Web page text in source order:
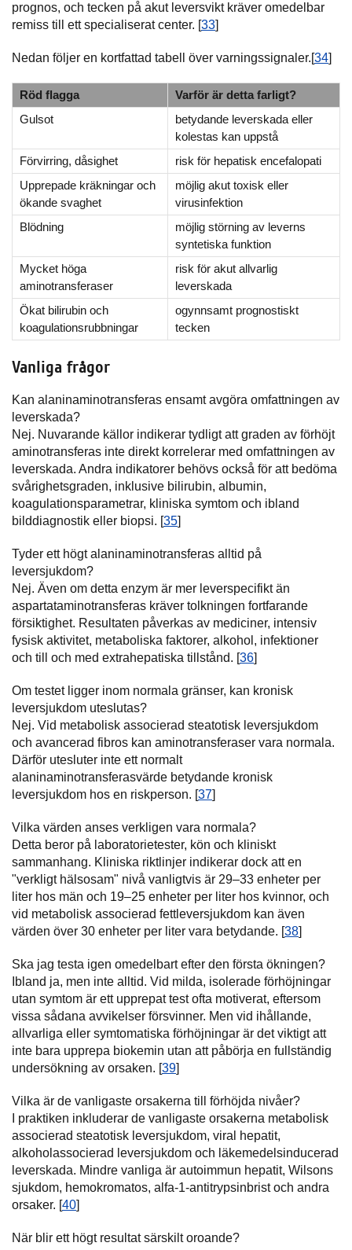
prognos, och tecken på akut leversvikt kräver omedelbar
remiss till ett specialiserat center. [33]
Nedan följer en kortfattad tabell över varningssignaler.[34]
Röd flagga
Varför är detta farligt?
Gulsot
betydande leverskada eller
kolestas kan uppstå
Förvirring, dåsighet
risk för hepatisk encefalopati
Upprepade kräkningar och
ökande svaghet
möjlig akut toxisk eller
virusinfektion
Blödning
möjlig störning av leverns
syntetiska funktion
Mycket höga
aminotransferaser
risk för akut allvarlig
leverskada
Ökat bilirubin och
koagulationsrubbningar
ogynnsamt prognostiskt
tecken
Vanliga frågor
Kan alaninaminotransferas ensamt avgöra omfattningen av
leverskada?
Nej. Nuvarande källor indikerar tydligt att graden av förhöjt
aminotransferas inte direkt korrelerar med omfattningen av
leverskada. Andra indikatorer behövs också för att bedöma
svårighetsgraden, inklusive bilirubin, albumin,
koagulationsparametrar, kliniska symtom och ibland
bilddiagnostik eller biopsi. [35]
Tyder ett högt alaninaminotransferas alltid på
leversjukdom?
Nej. Även om detta enzym är mer leverspecifikt än
aspartataminotransferas kräver tolkningen fortfarande
försiktighet. Resultaten påverkas av mediciner, intensiv
fysisk aktivitet, metaboliska faktorer, alkohol, infektioner
och till och med extrahepatiska tillstånd. [36]
Om testet ligger inom normala gränser, kan kronisk
leversjukdom uteslutas?
Nej. Vid metabolisk associerad steatotisk leversjukdom
och avancerad fibros kan aminotransferaser vara normala.
Därför utesluter inte ett normalt
alaninaminotransferasvärde betydande kronisk
leversjukdom hos en riskperson. [37]
Vilka värden anses verkligen vara normala?
Detta beror på laboratorietester, kön och kliniskt
sammanhang. Kliniska riktlinjer indikerar dock att en
"verkligt hälsosam" nivå vanligtvis är 29–33 enheter per
liter hos män och 19–25 enheter per liter hos kvinnor, och
vid metabolisk associerad fettleversjukdom kan även
värden över 30 enheter per liter vara betydande. [38]
Ska jag testa igen omedelbart efter den första ökningen?
Ibland ja, men inte alltid. Vid milda, isolerade förhöjningar
utan symtom är ett upprepat test ofta motiverat, eftersom
vissa sådana avvikelser försvinner. Men vid ihållande,
allvarliga eller symtomatiska förhöjningar är det viktigt att
inte bara upprepa biokemin utan att påbörja en fullständig
undersökning av orsaken. [39]
Vilka är de vanligaste orsakerna till förhöjda nivåer?
I praktiken inkluderar de vanligaste orsakerna metabolisk
associerad steatotisk leversjukdom, viral hepatit,
alkoholassocierad leversjukdom och läkemedelsinducerad
leverskada. Mindre vanliga är autoimmun hepatit, Wilsons
sjukdom, hemokromatos, alfa-1-antitrypsinbrist och andra
orsaker. [40]
När blir ett högt resultat särskilt oroande?